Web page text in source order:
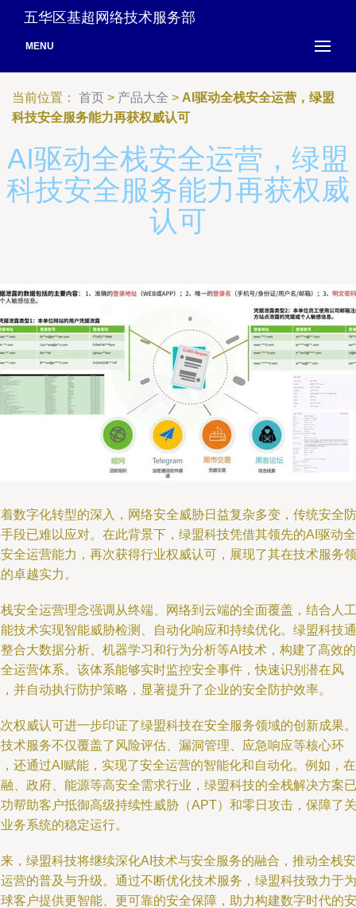
五华区基超网络技术服务部
MENU
当前位置： 首页 > 产品大全 > AI驱动全栈安全运营，绿盟
科技安全服务能力再获权威认可
AI驱动全栈安全运营，绿盟
科技安全服务能力再获权威
认可
数字化转型的深入，网络安全威胁日益复杂多变，传统安全防
段已难以应对。在此背景下，绿盟科技凭借其领先的AI驱动全
全运营能力，再次获得行业权威认可，展现了其在技术服务领
卓越实力。
安全运营理念强调从终端、网络到云端的全面覆盖，结合人工
技术实现智能威胁检测、自动化响应和持续优化。绿盟科技通
合大数据分析、机器学习和行为分析等AI技术，构建了高效的
运营体系。该体系能够实时监控安全事件，快速识别潜在风
并自动执行防护策略，显著提升了企业的安全防护效率。
权威认可进一步印证了绿盟科技在安全服务领域的创新成果。
术服务不仅覆盖了风险评估、漏洞管理、应急响应等核心环
还通过AI赋能，实现了安全运营的智能化和自动化。例如，在
、政府、能源等高安全需求行业，绿盟科技的全栈解决方案已
帮助客户抵御高级持续性威胁（APT）和零日攻击，保障了关
务系统的稳定运行。
，绿盟科技将继续深化AI技术与安全服务的融合，推动全栈安
营的普及与升级。通过不断优化技术服务，绿盟科技致力于为
客户提供更智能、更可靠的安全保障，助力构建数字时代的安